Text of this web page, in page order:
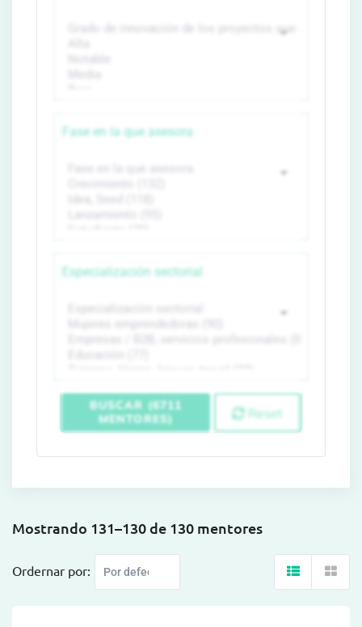
Fase en la que asesora
Especialización sectorial
BUSCAR (6711
MENTORES)
Reset
Mostrando 131–130 de 130 mentores
Ordernar por: